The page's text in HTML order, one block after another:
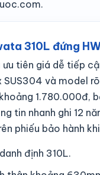
310L đứng
ưu tiên giá dễ tiếp
SUS304 và model
1.780.000đ,
tin nhanh ghi 12
phiếu bảo hành
định 310L.